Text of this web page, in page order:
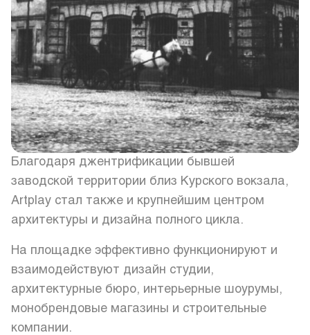
Благодаря джентрификации бывшей
заводской территории близ Курского вокзала,
Artplay стал также и крупнейшим центром
архитектуры и дизайна полного цикла.
На площадке эффективно функционируют и
взаимодействуют дизайн студии,
архитектурные бюро, интерьерные шоурумы,
монобрендовые магазины и строительные
компании.